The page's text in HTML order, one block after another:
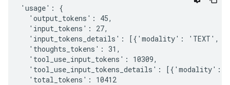
'usage': {
  'output_tokens': 45,
  'input_tokens': 27,
'input_tokens_details': [{'modality': 'TEXT',
  'thoughts_tokens': 31,
  'tool_use_input_tokens': 10309,
'tool_use_input_tokens_details': [{'modality':
  'total_tokens': 10412